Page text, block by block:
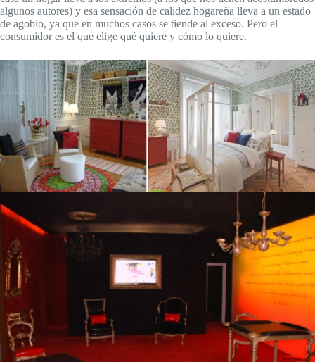
algunos autores) y esa sensación de calidez hogareña lleva a un estado
de agobio, ya que en muchos casos se tiende al exceso. Pero el
consumidor es el que elige qué quiere y cómo lo quiere.